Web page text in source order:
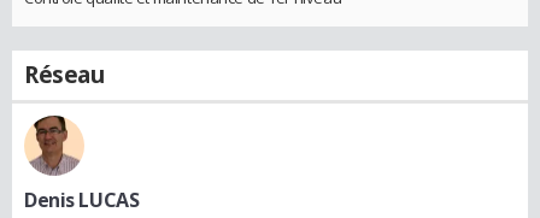
Réseau
Denis LUCAS